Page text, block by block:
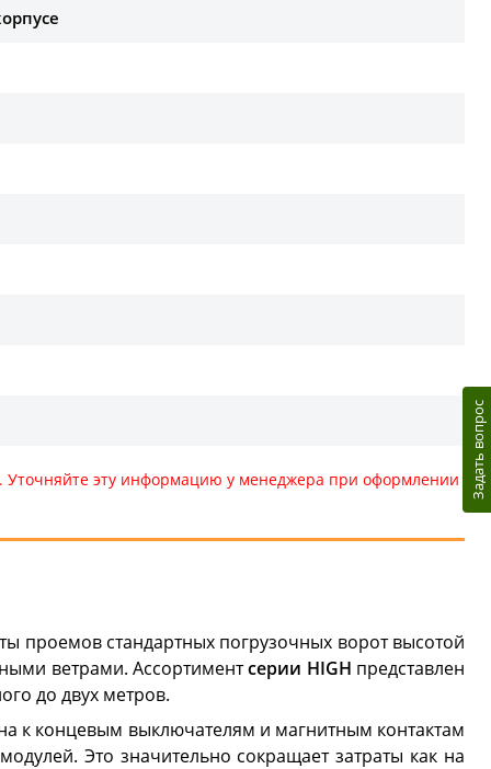
Уточняйте эту информацию у менеджера при оформлении
проемов стандартных погрузочных ворот высотой
ветрами. Ассортиментсерии HIGH представлен
до двух метров.
к концевым выключателям и магнитным контактам
Это значительно сокращает затраты как на
Задать вопрос